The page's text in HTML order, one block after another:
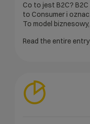
Co to jest B2C?
to Consumer i
To model biznesowy,
Read the entire